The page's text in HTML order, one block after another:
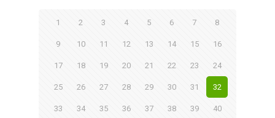
1 2 3 4 5 6 7 8
9 10 11 12 13 14 15 16
17 18 19 20 21 22 23 24
25 26 27 28 29 30 31 32
33 34 35 36 37 38 39 40